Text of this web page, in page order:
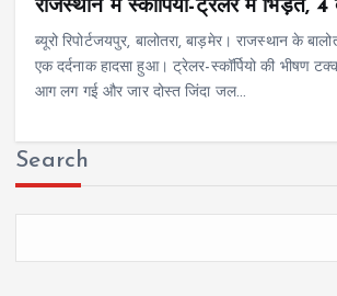
राजस्थान में स्कॉर्पियो-ट्रेलर में भिड़ंत,
ब्यूरो रिपोर्टजयपुर, बालोतरा, बाड़मेर। राजस्थान के
एक दर्दनाक हादसा हुआ। ट्रेलर-स्कॉर्पियो की भीषण
आग लग गई और जार दोस्त जिंदा जल…
Search